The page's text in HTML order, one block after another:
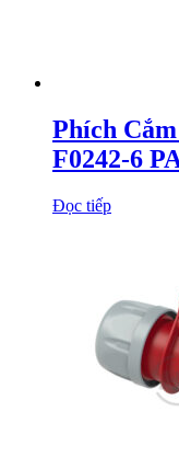
Phích
F0242-6
Đọc tiếp